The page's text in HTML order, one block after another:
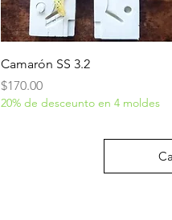
Vista rápida
Camarón SS 3.2
Precio
$170.00
20% de desceunto en 4 moldes